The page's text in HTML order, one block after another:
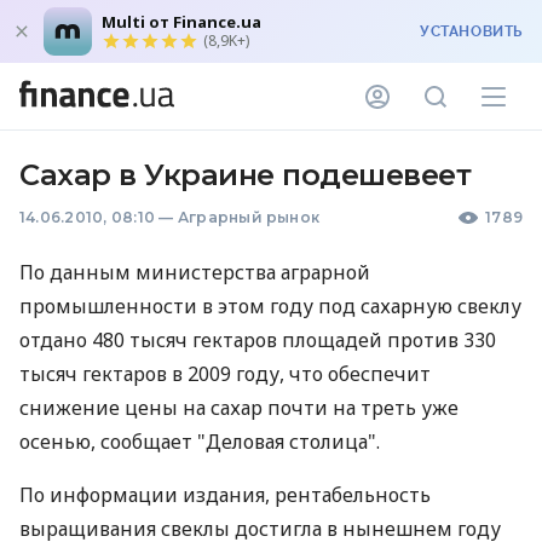
Multi от Finance.ua
(8,9K+) УСТАНОВИТЬ
Сахар в Украине подешевеет
14.06.2010, 08:10 — Аграрный рынок 1789
По данным министерства аграрной
промышленности в этом году под сахарную свеклу
отдано 480 тысяч гектаров площадей против 330
тысяч гектаров в 2009 году, что обеспечит
снижение цены на сахар почти на треть уже
осенью, сообщает "Деловая столица".
По информации издания, рентабельность
выращивания свеклы достигла в нынешнем году